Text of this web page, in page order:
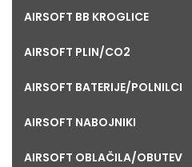
AIRSOFT BB KROGLICE
AIRSOFT PLIN/CO2
AIRSOFT BATERIJE/POLNILCI
AIRSOFT NABOJNIKI
AIRSOFT OBLAČILA/OBUTEV